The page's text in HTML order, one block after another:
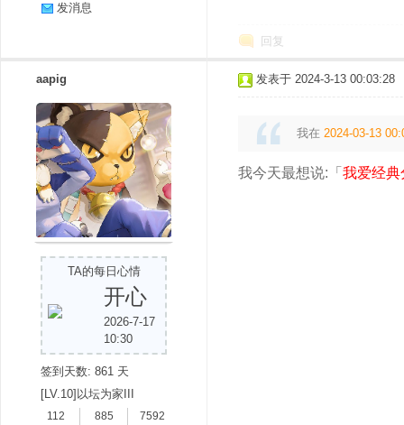
发消息
回复
aapig
TA的每日心情
开心
2026-7-17
10:30
签到天数: 861 天
[LV.10]以坛为家III
112
885
7592
发表于 2024-3-13 00:03:28
我在 2024-03-13
我今天最想说:「 我爱经典